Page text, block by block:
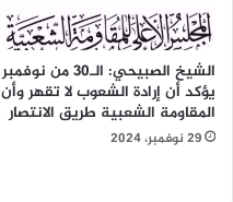
الشيخ الصبيحي: الـ30 من نوفمبر
يؤكد أن إرادة الشعوب لا تقهر وأن
المقاومة الشعبية طريق الانتصار
29 نوفمبر، 2024